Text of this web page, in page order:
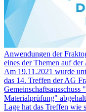
Anwendungen der
eines der Themen auf
Am 19.11.2021 wurde
das 14. Treffen der AG
Materialprüfung"
Lage hat das Treffen wie